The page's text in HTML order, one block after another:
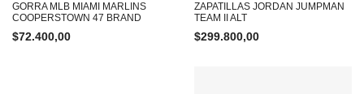
GORRA MLB MIAMI MARLINS
COOPERSTOWN 47 BRAND
$72.400,00
ZAPATILLAS JORDAN JUMPMAN
TEAM II ALT
$299.800,00